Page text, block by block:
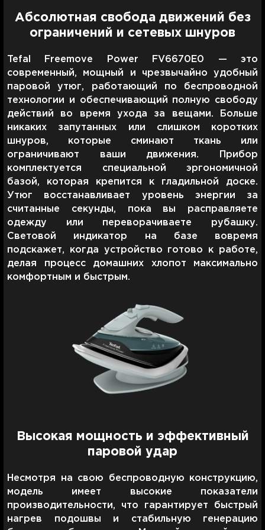
Абсолютная свобода движений без
ограничений и сетевых шнуров
Tefal Freemove Power FV6670E0 — это
современный, мощный и чрезвычайно удобный
паровой утюг, работающий по беспроводной
технологии и обеспечивающий полную свободу
действий во время ухода за вещами. Больше
никаких запутанных или слишком коротких
шнуров, которые сминают ткань или
ограничивают ваши движения. Прибор
комплектуется специальной эргономичной
базой, которая крепится к гладильной доске.
Утюг восстанавливает уровень энергии за
считанные секунды, пока вы расправляете
одежду или переворачиваете рубашку.
Световой индикатор на базе вовремя
подскажет, когда устройство готово к работе,
делая процесс домашних хлопот максимально
комфортным и быстрым.
Высокая мощность и эффективный
паровой удар
Несмотря на свою беспроводную конструкцию,
модель имеет высокие показатели
производительности, что гарантирует быстрый
нагрев подошвы и стабильную генерацию